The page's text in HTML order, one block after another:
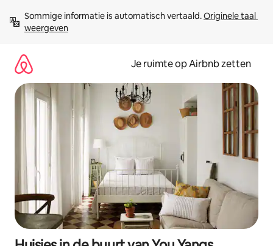
direct
naar
Sommige informatie is automatisch vertaald. Originele taal
weergeven
Je ruimte op Airbnb zetten